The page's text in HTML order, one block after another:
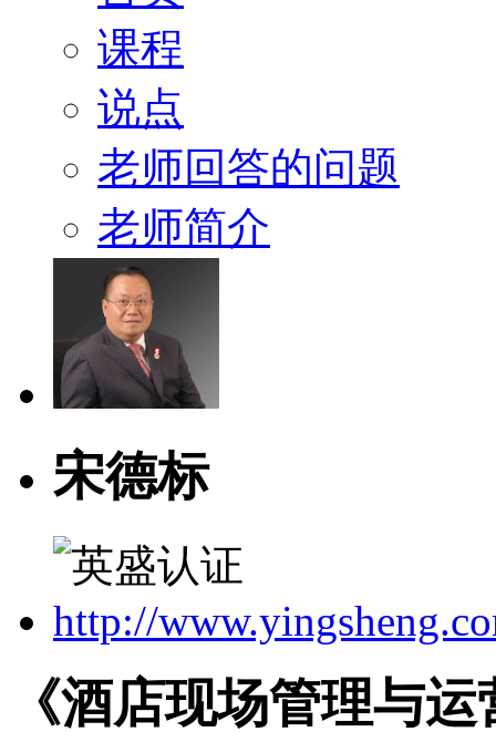
课程
说点
老师回答的问题
老师简介
宋德标
http://
《酒店现场管理与